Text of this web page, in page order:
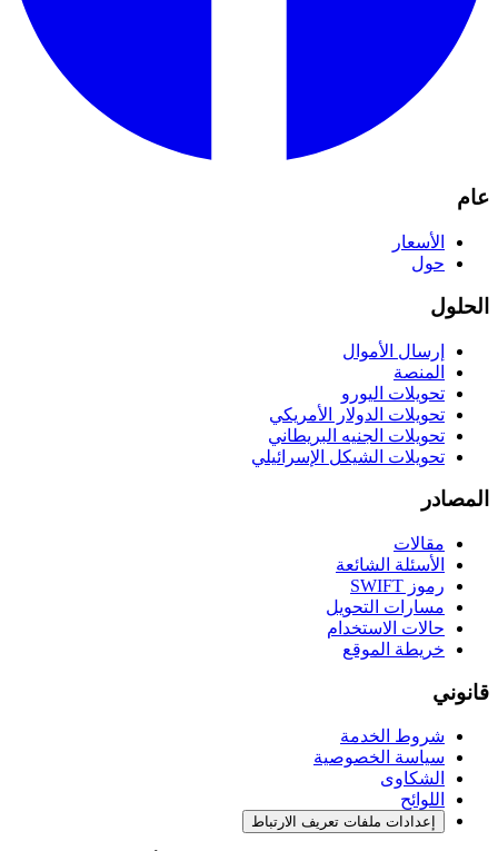
عام
الأسعار
حول
الحلول
إرسال الأموال
المنصة
تحويلات اليورو
تحويلات الدولار الأمريكي
تحويلات الجنيه البريطاني
تحويلات الشيكل الإسرائيلي
المصادر
مقالات
الأسئلة الشائعة
رموز SWIFT
مسارات التحويل
حالات الاستخدام
خريطة الموقع
قانوني
شروط الخدمة
سياسة الخصوصية
الشكاوى
اللوائح
إعدادات ملفات تعريف الارتباط